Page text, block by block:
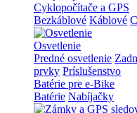
Cyklopočítače a GPS
Bezkáblové Káblové
Osvetlenie
Predné osvetlenie
prvky Príslušenstvo
Batérie pre e-Bike
Batérie Nabíjačky